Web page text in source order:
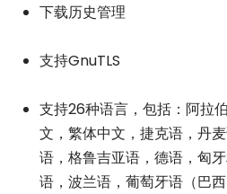
下载历史管理
支持GnuTLS
支持26种语言，包括：阿拉
文，繁体中文，捷克语，丹
语，格鲁吉亚语，德语，匈
语，波兰语，葡萄牙语（巴